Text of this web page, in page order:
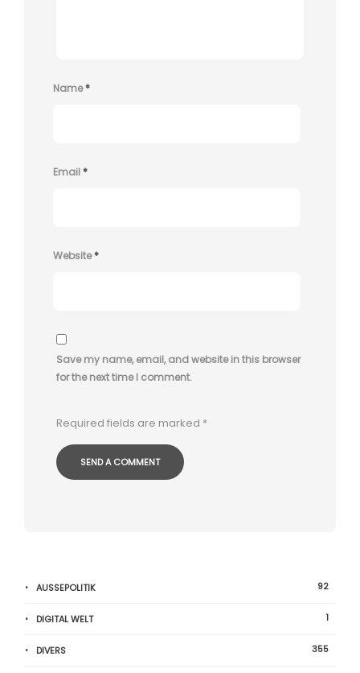
Name*
Email*
Website*
Save my name, email, and website in this browser
for the next time I comment.
Required fields are marked *
AUSSEPOLITIK 92
DIGITAL WELT 1
DIVERS 355